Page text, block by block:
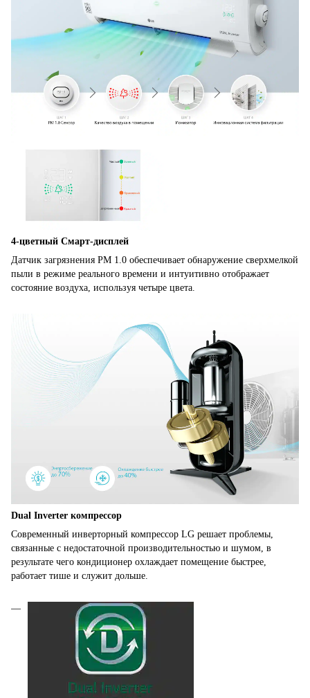
4-цветный Смарт-дисплей
Датчик загрязнения PM 1.0 обеспечивает обнаружение сверхмелкой
пыли в режиме реального времени и интуитивно отображает
состояние воздуха, используя четыре цвета.
Dual Inverter компрессор
Современный инверторный компрессор LG решает проблемы,
связанные с недостаточной производительностью и шумом, в
результате чего кондиционер охлаждает помещение быстрее,
работает тише и служит дольше.